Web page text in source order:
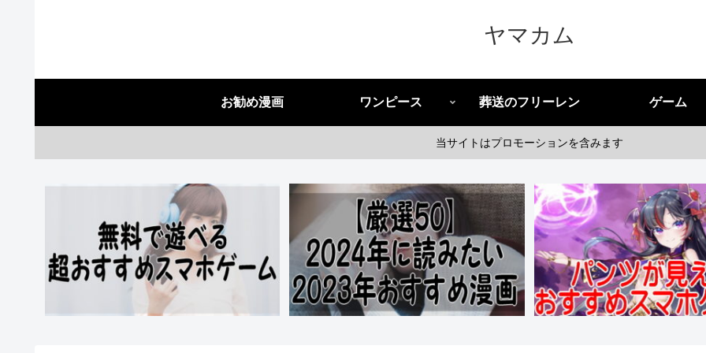
ヤマカム
お勧め漫画 ワンピース 葬送のフリーレン ゲーム
当サイトはプロモーションを含みます